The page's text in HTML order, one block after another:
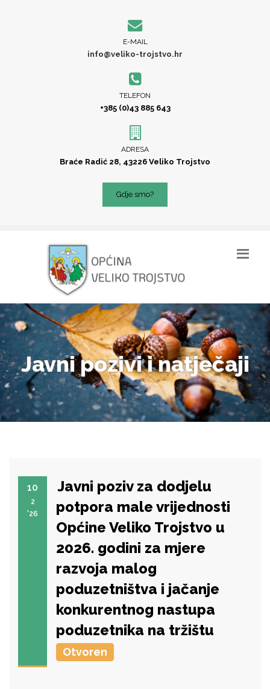
E-MAIL
info@veliko-trojstvo.hr
TELEFON
+385 (0)43 885 643
ADRESA
Braće Radić 28, 43226 Veliko Trojstvo
Gdje smo?
Javni pozivi i natječaji
10
2
'26
Javni poziv za dodjelu
potpora male vrijednosti
Općine Veliko Trojstvo u
2026. godini za mjere
razvoja malog
poduzetništva i jačanje
konkurentnog nastupa
poduzetnika na tržištu
Otvoren